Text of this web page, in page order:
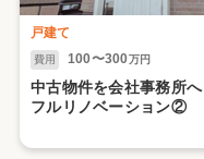
戸建て
費用 100〜300万円
中古物件を会社事務所へ
フルリノベーション②